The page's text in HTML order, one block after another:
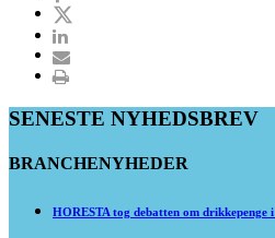
SENESTE NYHEDSBREV
BRANCHENYHEDER
HORESTA tog debatten om drikkepenge